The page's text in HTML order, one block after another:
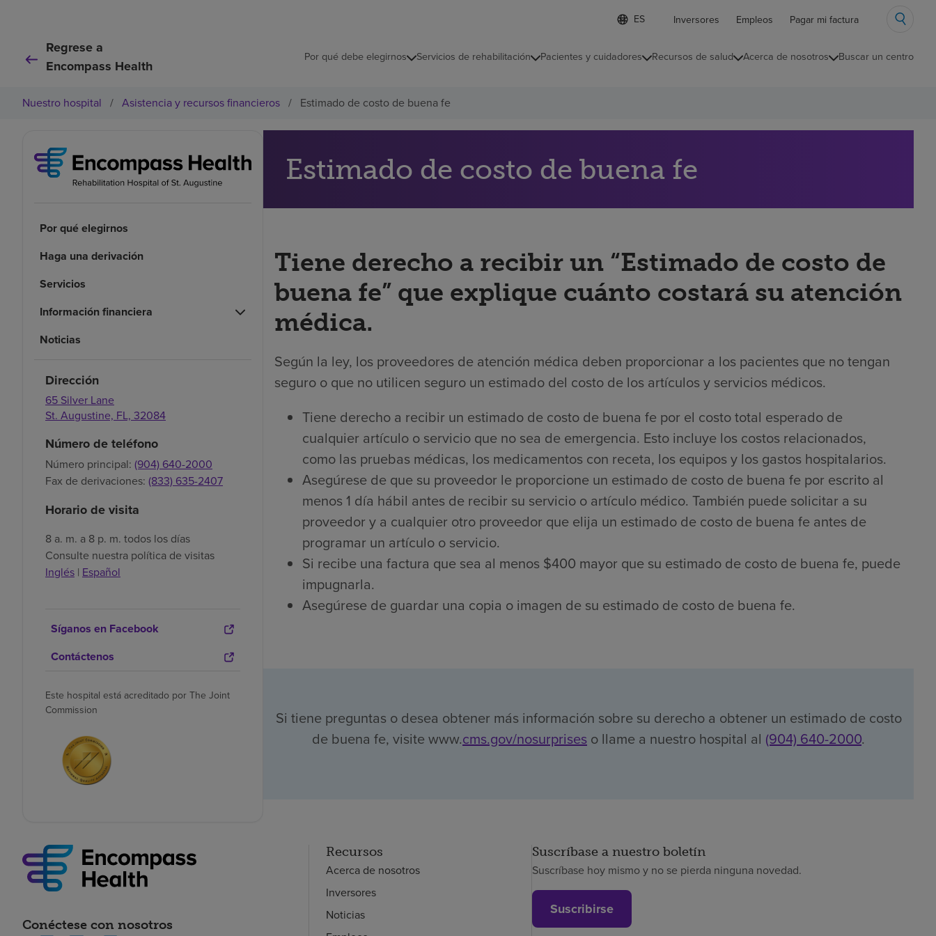
Lista
de
contraída
d
o
e
i
a
Inversores Empleos Pagar mi factura
Regrese a
Encompass Health
Por qué debe elegirnos Servicios de rehabilitación Pacientes y cuidadores Recursos de salud Acerca de nosotros Buscar un centro
Nuestro hospital / Asistencia y recursos financieros / Estimado de costo de buena fe
Por qué elegirnos
Haga una derivación
Servicios
Información financiera
Noticias
Dirección
65 Silver Lane
St. Augustine, FL, 32084
Número de teléfono
Número principal: (904) 640-2000
Fax de derivaciones: (833) 635-2407
Horario de visita
8 a. m. a 8 p. m. todos los días
Consulte nuestra política de visitas
Inglés | Español
Síganos en Facebook
Contáctenos
Este hospital está acreditado por The Joint
Commission
Estimado de costo de buena fe
Tiene derecho a recibir un “Estimado de costo de
buena fe” que explique cuánto costará su atención
médica.
Según la ley, los proveedores de atención médica deben proporcionar a los pacientes que no tengan
seguro o que no utilicen seguro un estimado del costo de los artículos y servicios médicos.
Tiene derecho a recibir un estimado de costo de buena fe por el costo total esperado de
cualquier artículo o servicio que no sea de emergencia. Esto incluye los costos relacionados,
como las pruebas médicas, los medicamentos con receta, los equipos y los gastos hospitalarios.
Asegúrese de que su proveedor le proporcione un estimado de costo de buena fe por escrito al
menos 1 día hábil antes de recibir su servicio o artículo médico. También puede solicitar a su
proveedor y a cualquier otro proveedor que elija un estimado de costo de buena fe antes de
programar un artículo o servicio.
Si recibe una factura que sea al menos $400 mayor que su estimado de costo de buena fe, puede
impugnarla.
Asegúrese de guardar una copia o imagen de su estimado de costo de buena fe.
Si tiene preguntas o desea obtener más información sobre su derecho a obtener un estimado de costo
de buena fe, visite www.cms.gov/nosurprises o llame a nuestro hospital al (904) 640-2000.
Conéctese con nosotros
Recursos
Acerca de nosotros
Inversores
Noticias
Suscríbase a nuestro boletín
Suscríbase hoy mismo y no se pierda ninguna novedad.
Suscribirse